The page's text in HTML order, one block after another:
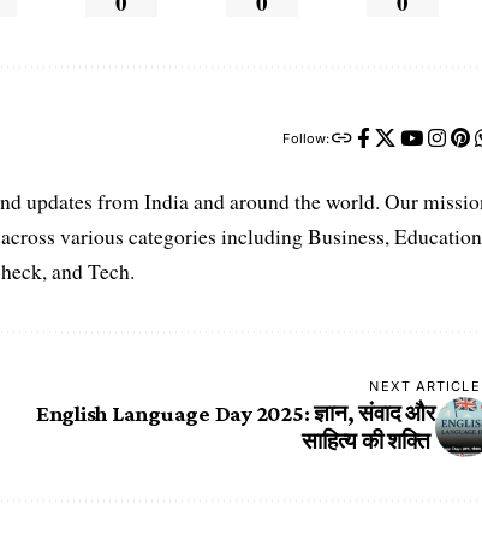
Follow:
updates from India and around the world. Our
various categories including Business,
and Tech.
NEXT ARTICLE
English Language Day 2025: ज्ञान, संवाद और
साहित्य की शक्ति